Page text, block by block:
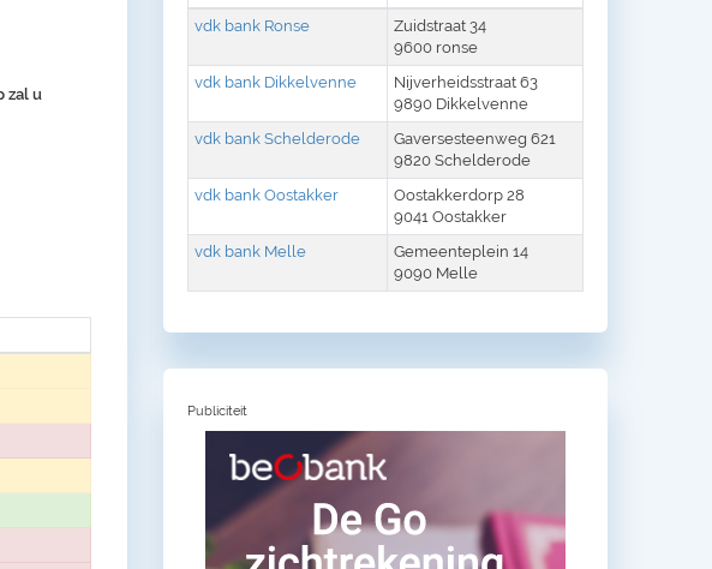
zal u
vdk bank Ronse
Zuidstraat 34
9600 ronse
vdk bank Dikkelvenne
Nijverheidsstraat 63
9890 Dikkelvenne
vdk bank Schelderode
Gaversesteenweg 621
9820 Schelderode
vdk bank Oostakker
Oostakkerdorp 28
9041 Oostakker
vdk bank Melle
Gemeenteplein 14
9090 Melle
Publiciteit